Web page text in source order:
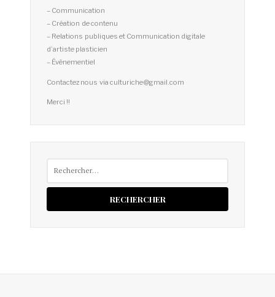
– Communication
– Création de contenu
– Relations publiques et Communication digitale
d’artiste plasticien
– Événementiel
Contactez nous via culturiche@gmail.com
Merci !!